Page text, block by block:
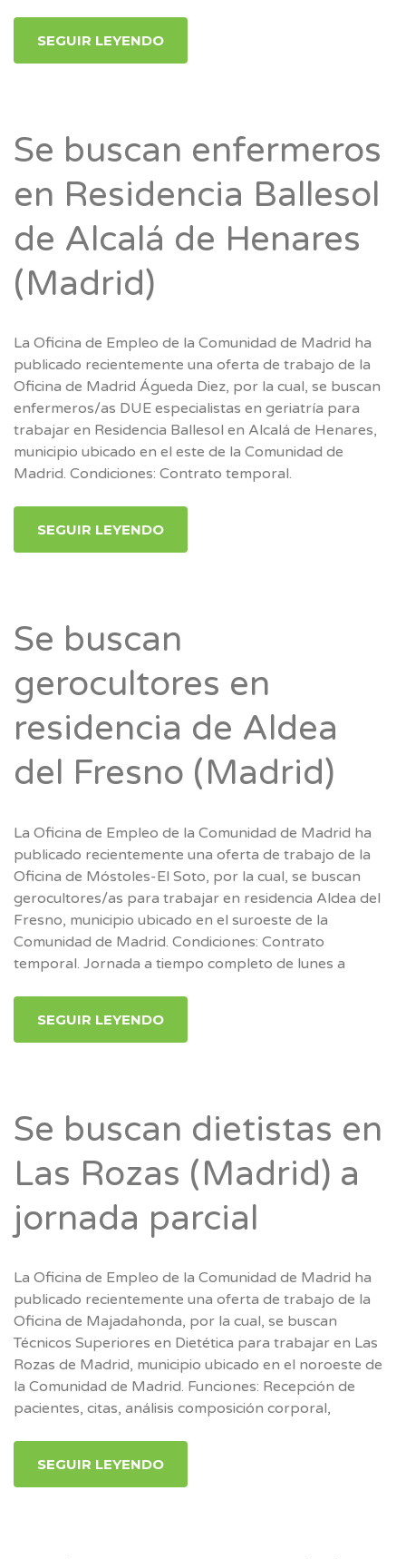
SEGUIR LEYENDO
Se buscan enfermeros
en Residencia Ballesol
de Alcalá de Henares
(Madrid)
La Oficina de Empleo de la Comunidad de Madrid ha
publicado recientemente una oferta de trabajo de la
Oficina de Madrid Águeda Diez, por la cual, se buscan
enfermeros/as DUE especialistas en geriatría para
trabajar en Residencia Ballesol en Alcalá de Henares,
municipio ubicado en el este de la Comunidad de
Madrid. Condiciones: Contrato temporal.
SEGUIR LEYENDO
Se buscan
gerocultores en
residencia de Aldea
del Fresno (Madrid)
La Oficina de Empleo de la Comunidad de Madrid ha
publicado recientemente una oferta de trabajo de la
Oficina de Móstoles-El Soto, por la cual, se buscan
gerocultores/as para trabajar en residencia Aldea del
Fresno, municipio ubicado en el suroeste de la
Comunidad de Madrid. Condiciones: Contrato
temporal. Jornada a tiempo completo de lunes a
SEGUIR LEYENDO
Se buscan dietistas en
Las Rozas (Madrid) a
jornada parcial
La Oficina de Empleo de la Comunidad de Madrid ha
publicado recientemente una oferta de trabajo de la
Oficina de Majadahonda, por la cual, se buscan
Técnicos Superiores en Dietética para trabajar en Las
Rozas de Madrid, municipio ubicado en el noroeste de
la Comunidad de Madrid. Funciones: Recepción de
pacientes, citas, análisis composición corporal,
SEGUIR LEYENDO